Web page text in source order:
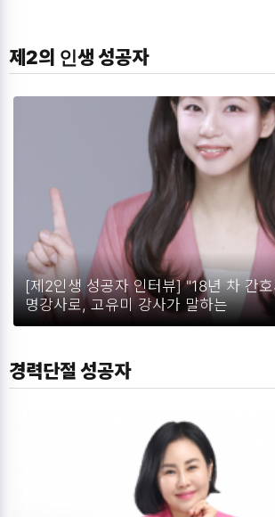
제2의 인생 성공자
[제2인생 성공자 인터뷰] "18년 차 간호
명강사로, 고유미 강사가 말하는
경력단절 성공자